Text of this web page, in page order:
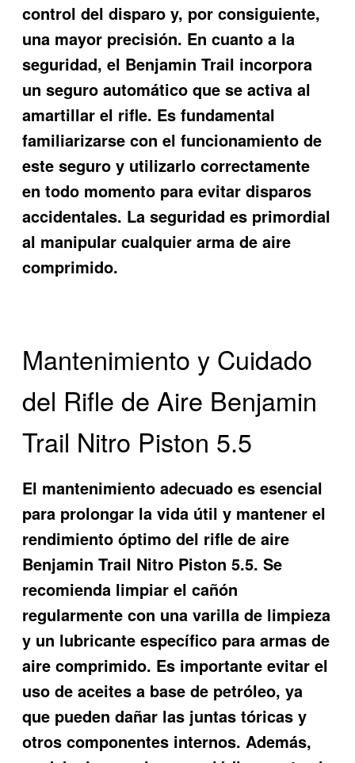
control del disparo y, por consiguiente,
una mayor precisión. En cuanto a la
seguridad, el Benjamin Trail incorpora
un seguro automático que se activa al
amartillar el rifle. Es fundamental
familiarizarse con el funcionamiento de
este seguro y utilizarlo correctamente
en todo momento para evitar disparos
accidentales. La seguridad es primordial
al manipular cualquier arma de aire
comprimido.
Mantenimiento y Cuidado
del Rifle de Aire Benjamin
Trail Nitro Piston 5.5
El mantenimiento adecuado es esencial
para prolongar la vida útil y mantener el
rendimiento óptimo del rifle de aire
Benjamin Trail Nitro Piston 5.5. Se
recomienda limpiar el cañón
regularmente con una varilla de limpieza
y un lubricante específico para armas de
aire comprimido. Es importante evitar el
uso de aceites a base de petróleo, ya
que pueden dañar las juntas tóricas y
otros componentes internos. Además,